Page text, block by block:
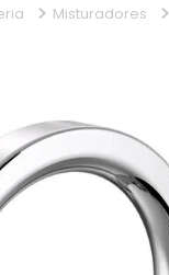
Misturadores